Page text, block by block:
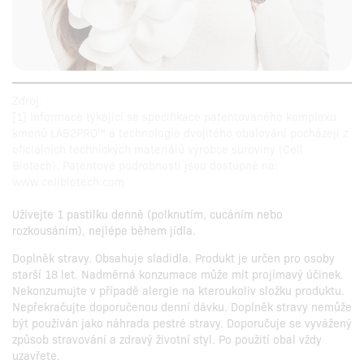
Užívejte 1 pastilku denně (polknutím, cucáním nebo
rozkousáním), nejlépe během jídla.
Doplněk stravy. Obsahuje sladidla. Produkt je určen pro osoby
starší 18 let. Nadměrná konzumace může mít projímavý účinek.
Nekonzumujte v případě alergie na kteroukoliv složku produktu.
Nepřekračujte doporučenou denní dávku. Doplněk stravy nemůže
být používán jako náhrada pestré stravy. Doporučuje se vyvážený
způsob stravování a zdravý životní styl. Po použití obal vždy
uzavřete.